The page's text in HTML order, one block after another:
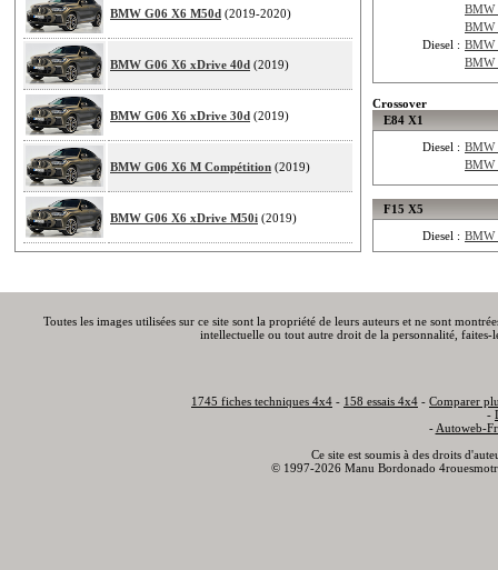
BMW G06 X6 M50d (2019-2020)
BMW G06 X6 xDrive 40d (2019)
BMW G06 X6 xDrive 30d (2019)
BMW G06 X6 M Compétition (2019)
BMW G06 X6 xDrive M50i (2019)
BMW
BMW
Diesel : BMW
BMW
Crossover
E84 X1
Diesel : BMW
BMW
F15 X5
Diesel : BMW
Toutes les images utilisées sur ce site sont la propriété de leurs auteurs et ne sont
intellectuelle ou tout autre droit de la personnalité,
1745 fiches techniques 4x4 - 158 essais 4x4 - Comparer
-
- Autoweb-
Ce site est soumis à des droits
© 1997-2026 Manu Bordonado